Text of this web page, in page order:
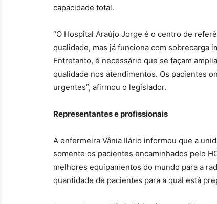
capacidade total.
“O Hospital Araújo Jorge é o centro de
qualidade, mas já funciona com sobrecarga
Entretanto, é necessário que se façam
qualidade nos atendimentos. Os pacientes
urgentes”, afirmou o legislador.
Representantes e profissionais
A enfermeira Vânia Ilário informou que a
somente os pacientes encaminhados pelo
melhores equipamentos do mundo para a
quantidade de pacientes para a qual está